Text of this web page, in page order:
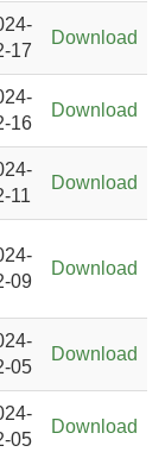
17
Download
16
Download
11
Download
09
Download
05
Download
05
Download